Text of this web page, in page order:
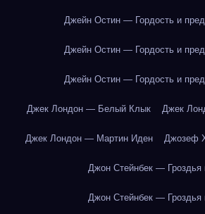
Джейн Остин — Гордость и
Джейн Остин — Гордость и
Джейн Остин — Гордость и
Джек Лондон — Белый Клык Джек
Джек Лондон — Мартин Иден Джозеф
Джон Стейнбек — Гроздья
Джон Стейнбек — Гроздья